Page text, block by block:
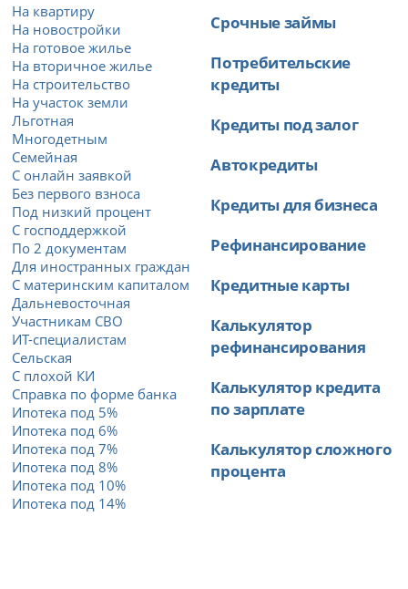
На квартиру
На новостройки
На готовое жилье
На вторичное жилье
На строительство
На участок земли
Льготная
Многодетным
Семейная
С онлайн заявкой
Без первого взноса
Под низкий процент
С господдержкой
По 2 документам
Для иностранных граждан
С материнским капиталом
Дальневосточная
Участникам СВО
ИТ-специалистам
Сельская
С плохой КИ
Справка по форме банка
Ипотека под 5%
Ипотека под 6%
Ипотека под 7%
Ипотека под 8%
Ипотека под 10%
Ипотека под 14%
Срочные займы
Потребительские
кредиты
Кредиты под залог
Автокредиты
Кредиты для бизнеса
Рефинансирование
Кредитные карты
Калькулятор
рефинансирования
Калькулятор кредита
по зарплате
Калькулятор сложного
процента